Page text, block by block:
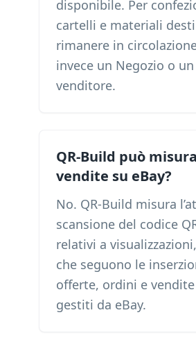
disponibile. Per
cartelli e materiali
rimanere in
invece un Negozio o
venditore.
QR-Build può
vendite su eBay?
No. QR-Build misura
scansione del codice
relativi a
che seguono le
offerte, ordini e
gestiti da eBay.